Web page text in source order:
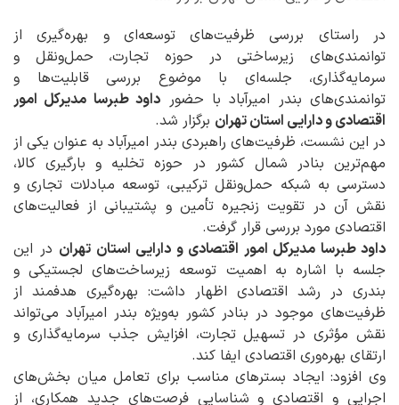
در راستای بررسی ظرفیت‌های توسعه‌ای و بهره‌گیری از
توانمندی‌های زیرساختی در حوزه تجارت، حمل‌ونقل و
سرمایه‌گذاری، جلسه‌ای با موضوع بررسی قابلیت‌ها و
توانمندی‌های بندر امیرآباد با حضور داود طبرسا مدیرکل امور
اقتصادی و دارایی استان تهران برگزار شد.
در این نشست، ظرفیت‌های راهبردی بندر امیرآباد به عنوان یکی از
مهم‌ترین بنادر شمال کشور در حوزه تخلیه و بارگیری کالا،
دسترسی به شبکه حمل‌ونقل ترکیبی، توسعه مبادلات تجاری و
نقش آن در تقویت زنجیره تأمین و پشتیبانی از فعالیت‌های
اقتصادی مورد بررسی قرار گرفت.
داود طبرسا مدیرکل امور اقتصادی و دارایی استان تهران در این
جلسه با اشاره به اهمیت توسعه زیرساخت‌های لجستیکی و
بندری در رشد اقتصادی اظهار داشت: بهره‌گیری هدفمند از
ظرفیت‌های موجود در بنادر کشور به‌ویژه بندر امیرآباد می‌تواند
نقش مؤثری در تسهیل تجارت، افزایش جذب سرمایه‌گذاری و
ارتقای بهره‌وری اقتصادی ایفا کند.
وی افزود: ایجاد بسترهای مناسب برای تعامل میان بخش‌های
اجرایی و اقتصادی و شناسایی فرصت‌های جدید همکاری، از